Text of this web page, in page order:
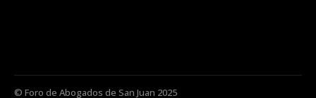
© Foro de Abogados de San Juan 2025